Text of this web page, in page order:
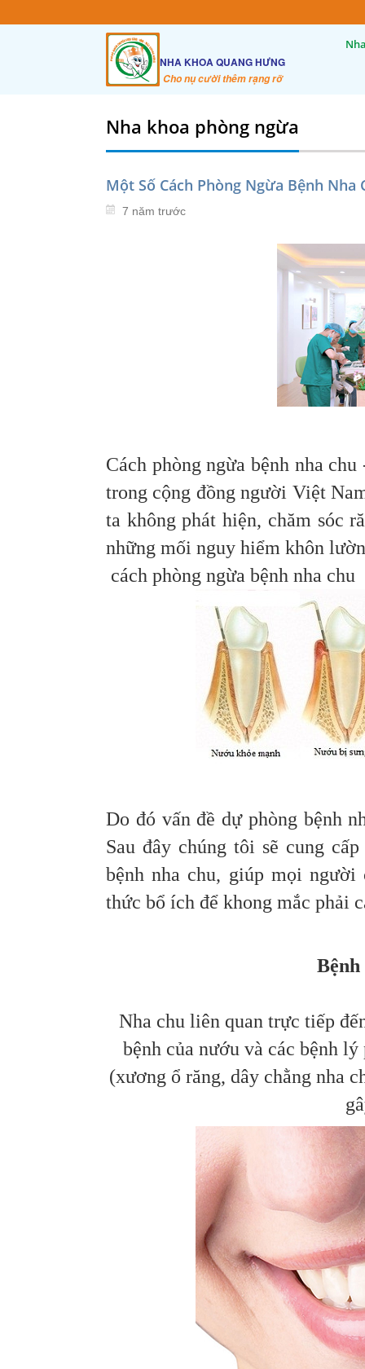
NHA KHOA QUANG HƯNG
Cho nụ cười thêm rạng rỡ
Nha khoa phòng ngừa
Một Số Cách Phòng Ngừa Bệnh Nha
7 năm trước
Cách phòng ngừa bệnh nha
trong cộng đồng người Việt
ta không phát hiện, chăm sóc
những mối nguy hiểm khôn
cách phòng ngừa bệnh nha chu
Do đó vấn đề dự phòng bệnh
Sau đây chúng tôi sẽ cung
bệnh nha chu, giúp mọi
thức bổ ích để khong mắc phải
Bệnh
Nha chu liên quan trực tiếp
bệnh của nướu và các bệnh
(xương ổ răng, dây chằng nha